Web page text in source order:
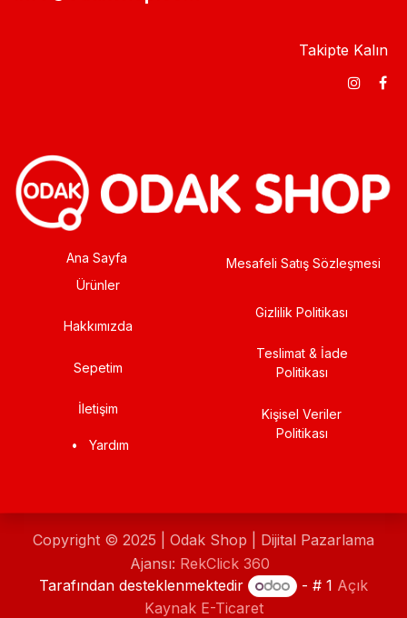
Takipte Kalın
Ana Sayfa
Ürünler
Hakkımızda
Sepetim
İletişim
• Yardım
Mesafeli Satış Sözleşmesi
Gizlilik Politikası
Teslimat & İade
Politikası
Kişisel Veriler
Politikası
Copyright © 2025 | Odak Shop | Dijital Pazarlama
Ajansı: RekClick 360
Tarafından desteklenmektedir
- # 1 Açık
Kaynak E-Ticaret